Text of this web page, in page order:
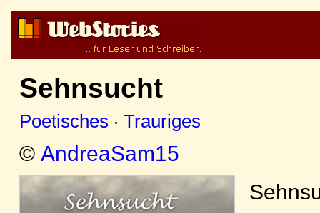
Sehnsucht
Poetisches · Trauriges
© AndreaSam15